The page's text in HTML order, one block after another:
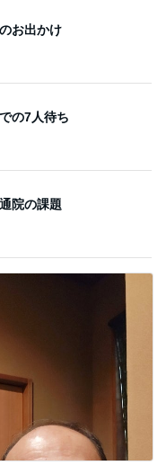
お出かけ
の7人待ち
院の課題